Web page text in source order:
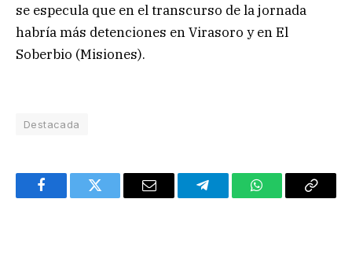
se especula que en el transcurso de la jornada
habría más detenciones en Virasoro y en El
Soberbio (Misiones).
Destacada
FacebookTwitter Email TelegramWhatsAppCopy